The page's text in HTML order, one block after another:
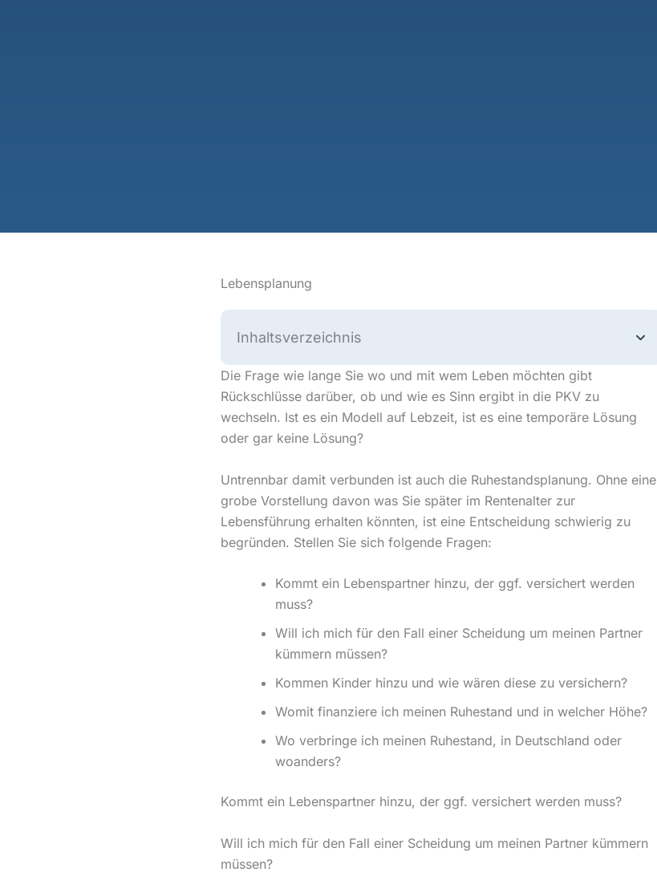
Lebensplanung
Inhaltsverzeichnis
Die Frage wie lange Sie wo und mit wem Leben möchten gibt
Rückschlüsse darüber, ob und wie es Sinn ergibt in die PKV zu
wechseln. Ist es ein Modell auf Lebzeit, ist es eine temporäre Lösung
oder gar keine Lösung?
Untrennbar damit verbunden ist auch die Ruhestandsplanung. Ohne eine
grobe Vorstellung davon was Sie später im Rentenalter zur
Lebensführung erhalten könnten, ist eine Entscheidung schwierig zu
begründen. Stellen Sie sich folgende Fragen:
Kommt ein Lebenspartner hinzu, der ggf. versichert werden
muss?
Will ich mich für den Fall einer Scheidung um meinen Partner
kümmern müssen?
Kommen Kinder hinzu und wie wären diese zu versichern?
Womit finanziere ich meinen Ruhestand und in welcher Höhe?
Wo verbringe ich meinen Ruhestand, in Deutschland oder
woanders?
Kommt ein Lebenspartner hinzu, der ggf. versichert werden muss?
Will ich mich für den Fall einer Scheidung um meinen Partner kümmern
müssen?